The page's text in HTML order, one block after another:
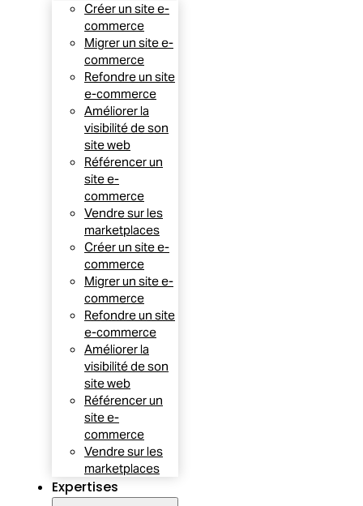
Créer un site e-
commerce
Migrer un site e-
commerce
Refondre un site
e-commerce
Améliorer la
visibilité de son
site web
Référencer un
site e-
commerce
Vendre sur les
marketplaces
Créer un site e-
commerce
Migrer un site e-
commerce
Refondre un site
e-commerce
Améliorer la
visibilité de son
site web
Référencer un
site e-
commerce
Vendre sur les
marketplaces
Expertises